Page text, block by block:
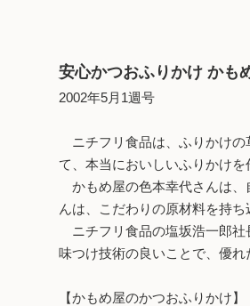
安心かつおふりかけ かも
2002年5月1週号
ニチフリ食品は、ふりかけの
て、本当においしいふりかけを
かもめ屋の色本幸代さんは、
んは、こだわりの原材料を持
ニチフリ食品の塩坂浩一郎社
味つけ技術の良いことで、優れ
【かもめ屋のかつおふりかけ】